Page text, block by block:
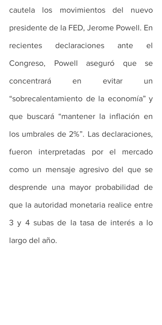
cautela los movimientos del nuevo
presidente de la FED, Jerome Powell. En
recientes declaraciones ante el
Congreso, Powell aseguró que se
concentrará en evitar un
“sobrecalentamiento de la economía” y
que buscará “mantener la inflación en
los umbrales de 2%”. Las declaraciones,
fueron interpretadas por el mercado
como un mensaje agresivo del que se
desprende una mayor probabilidad de
que la autoridad monetaria realice entre
3 y 4 subas de la tasa de interés a lo
largo del año.